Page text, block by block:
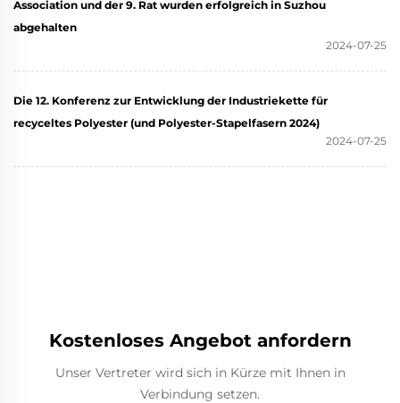
Association und der 9. Rat wurden erfolgreich in Suzhou
abgehalten
2024-07-25
Die 12. Konferenz zur Entwicklung der Industriekette für
recyceltes Polyester (und Polyester-Stapelfasern 2024)
2024-07-25
Kostenloses Angebot anfordern
Unser Vertreter wird sich in Kürze mit Ihnen in
Verbindung setzen.